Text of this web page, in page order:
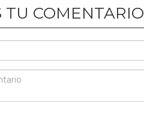
TU COMENTARIO